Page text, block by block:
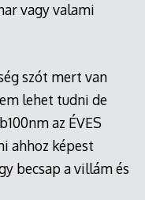
vagy valami
szót mert van
lehet tudni de
az ÉVES
ahhoz képest
becsap a villám és